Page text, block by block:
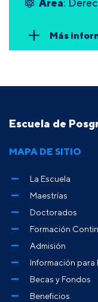
Área:
Más
Escuela de
MAPA DE SITIO
La Escuela
Maestrías
Doctorados
Formación
Admisión
Información para
Becas y Fondos
Beneficios